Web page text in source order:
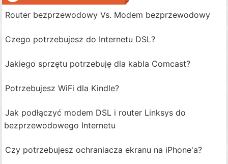
Router bezprzewodowy Vs. Modem bezprzewodowy
Czego potrzebujesz do Internetu DSL?
Jakiego sprzętu potrzebuję dla kabla Comcast?
Potrzebujesz WiFi dla Kindle?
Jak podłączyć modem DSL i router Linksys do
bezprzewodowego Internetu
Czy potrzebujesz ochraniacza ekranu na iPhone'a?